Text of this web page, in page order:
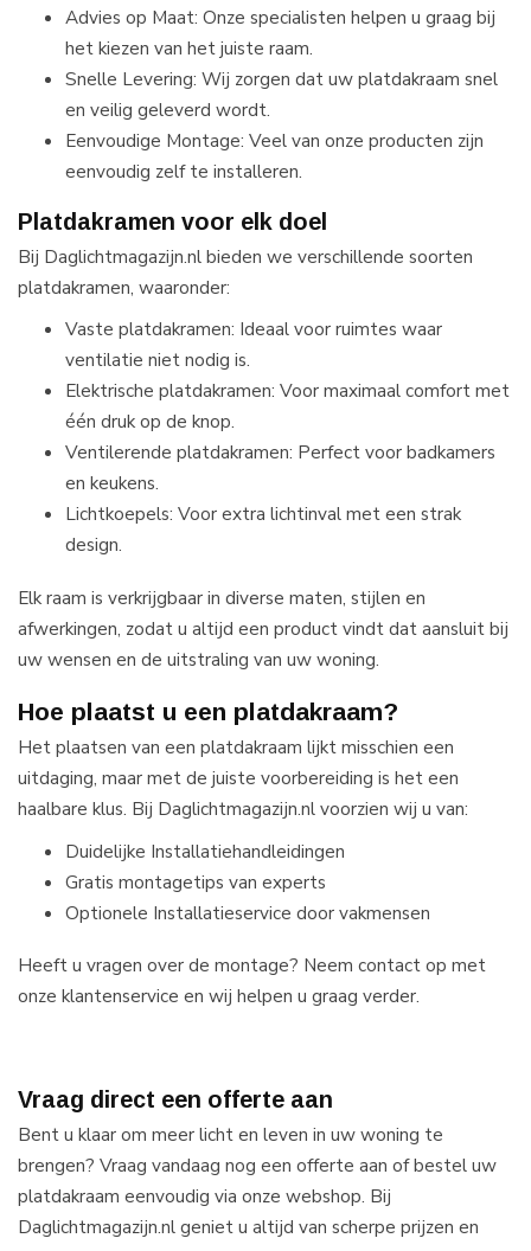
Advies op Maat: Onze specialisten helpen u graag bij
het kiezen van het juiste raam.
Snelle Levering: Wij zorgen dat uw platdakraam snel
en veilig geleverd wordt.
Eenvoudige Montage: Veel van onze producten zijn
eenvoudig zelf te installeren.
Platdakramen voor elk doel
Bij Daglichtmagazijn.nl bieden we verschillende soorten
platdakramen, waaronder:
Vaste platdakramen: Ideaal voor ruimtes waar
ventilatie niet nodig is.
Elektrische platdakramen: Voor maximaal comfort met
één druk op de knop.
Ventilerende platdakramen: Perfect voor badkamers
en keukens.
Lichtkoepels: Voor extra lichtinval met een strak
design.
Elk raam is verkrijgbaar in diverse maten, stijlen en
afwerkingen, zodat u altijd een product vindt dat aansluit bij
uw wensen en de uitstraling van uw woning.
Hoe plaatst u een platdakraam?
Het plaatsen van een platdakraam lijkt misschien een
uitdaging, maar met de juiste voorbereiding is het een
haalbare klus. Bij Daglichtmagazijn.nl voorzien wij u van:
Duidelijke Installatiehandleidingen
Gratis montagetips van experts
Optionele Installatieservice door vakmensen
Heeft u vragen over de montage? Neem contact op met
onze klantenservice en wij helpen u graag verder.
Vraag direct een offerte aan
Bent u klaar om meer licht en leven in uw woning te
brengen? Vraag vandaag nog een offerte aan of bestel uw
platdakraam eenvoudig via onze webshop. Bij
Daglichtmagazijn.nl geniet u altijd van scherpe prijzen en